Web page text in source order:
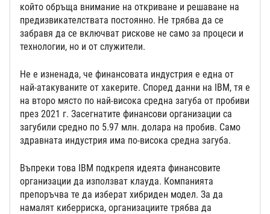
който обръща внимание на откриване и решаване на
предизвикателствата постоянно. Не трябва да се
забравя да се включват рискове не само за процеси и
технологии, но и от служители.
Не е изненада, че финансовата индустрия е една от
най-атакуваните от хакерите. Според данни на IBM, тя е
на второ място по най-висока средна загуба от пробиви
през 2021 г. Засегнатите финансови организации са
загубили средно по 5.97 млн. долара на пробив. Само
здравната индустрия има по-висока средна загуба.
Въпреки това IBM подкрепя идеята финансовите
организации да използват клауда. Компанията
препоръчва те да изберат хибриден модел. За да
намалят киберриска, организациите трябва да